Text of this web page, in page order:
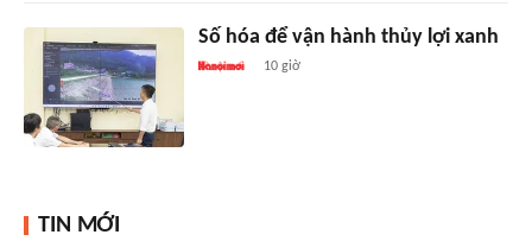
Số hóa để vận hành thủy lợi xanh
10 giờ
TIN MỚI